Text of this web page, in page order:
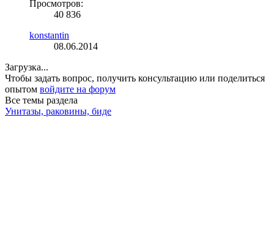
Просмотров:
40 836
konstantin
08.06.2014
Загрузка...
Чтобы задать вопрос, получить консультацию или поделиться
опытом войдите на форум
Все темы раздела
Унитазы, раковины, биде